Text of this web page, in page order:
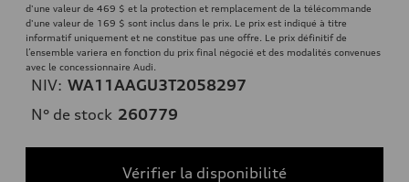
d'une valeur de 469 $ et la protection et remplacement de la télécommande
d'une valeur de 169 $ sont inclus dans le prix. Le prix est indiqué à titre
informatif uniquement et ne constitue pas une offre. Le prix définitif de
l’ensemble variera en fonction du prix final négocié et des modalités convenues
avec le concessionnaire Audi.
NIV: WA11AAGU3T2058297
N° de stock 260779
Vérifier la disponibilité